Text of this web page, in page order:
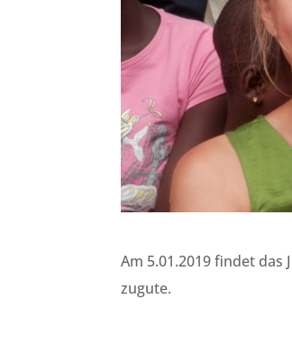
Am 5.01.2019 findet
zugute.